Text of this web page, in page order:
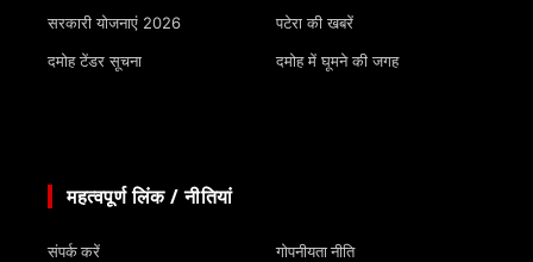
सरकारी योजनाएं 2026
दमोह टेंडर सूचना
पटेरा की खबरें
दमोह में घूमने की जगह
महत्वपूर्ण लिंक / नीतियां
संपर्क करें गोपनीयता नीति